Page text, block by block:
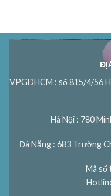
VPGDHCM : số 815/4/56
Hà Nội : 780
Đà Nẵng : 683 Trường
Mã số